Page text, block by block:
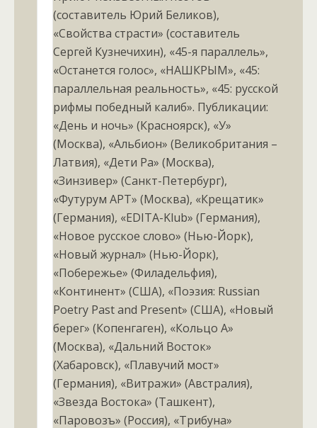
(составитель Юрий Беликов),
«Свойства страсти» (составитель
Сергей Кузнечихин), «45-я параллель»,
«Останется голос», «НАШКРЫМ», «45:
параллельная реальность», «45: русской
рифмы победный калиб». Публикации:
«День и ночь» (Красноярск), «У»
(Москва), «Альбион» (Великобритания –
Латвия), «Дети Ра» (Москва),
«Зинзивер» (Санкт-Петербург),
«Футурум АРТ» (Москва), «Крещатик»
(Германия), «EDITA-Klub» (Германия),
«Новое русское слово» (Нью-Йорк),
«Новый журнал» (Нью-Йорк),
«Побережье» (Филадельфия),
«Континент» (США), «Поэзия: Russian
Poetry Past and Present» (США), «Новый
берег» (Копенгаген), «Кольцо А»
(Москва), «Дальний Восток»
(Хабаровск), «Плавучий мост»
(Германия), «Витражи» (Австралия),
«Звезда Востока» (Ташкент),
«Паровозъ» (Россия), «Трибуна»